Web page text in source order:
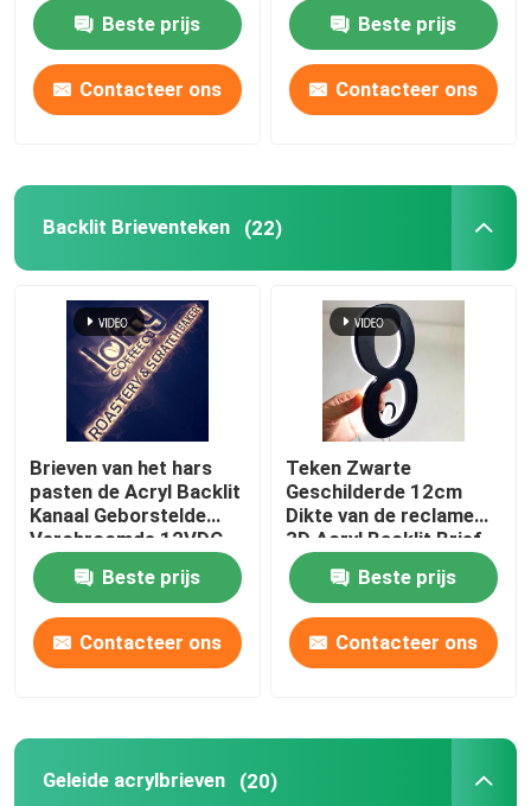
Beste prijs
Contacteer ons
Beste prijs
Contacteer ons
Backlit Brieventeken (22)
Brieven van het hars
pasten de Acryl Backlit
Kanaal Geborstelde
Verchroomde 12VDC
aan
Beste prijs
Contacteer ons
Teken Zwarte
Geschilderde 12cm
Dikte van de reclame
3D Acryl Backlit Brief
Beste prijs
Contacteer ons
Geleide acrylbrieven (20)